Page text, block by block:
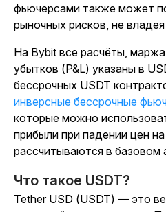
фьючерсами также может
рыночных рисков, не
На Bybit все расчёты,
убытков (P&L) указаны в
бессрочных USDT
инверсные бессрочные
которые можно
прибыли при падении цен
рассчитываются в базовом
Что такое USDT?
Tether USD (USDT) — это